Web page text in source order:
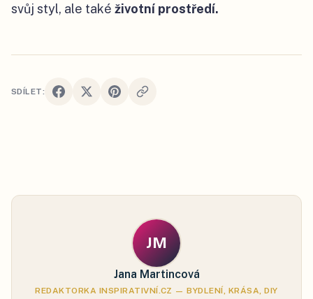
svůj styl, ale také životní prostředí.
SDÍLET:
JM
Jana Martincová
REDAKTORKA INSPIRATIVNÍ.CZ — BYDLENÍ, KRÁSA, DIY